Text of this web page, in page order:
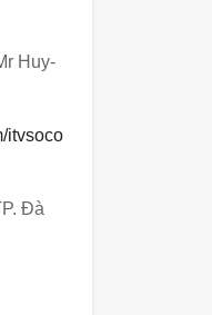
Huy-
itvsoco
Đà